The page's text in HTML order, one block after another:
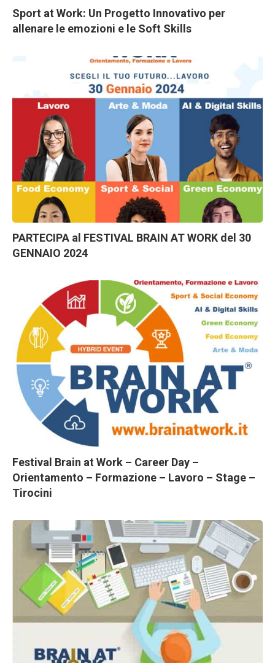
Sport at Work: Un Progetto Innovativo per
allenare le emozioni e le Soft Skills
PARTECIPA al FESTIVAL BRAIN AT WORK del 30
GENNAIO 2024
Festival Brain at Work – Career Day –
Orientamento – Formazione – Lavoro – Stage –
Tirocini